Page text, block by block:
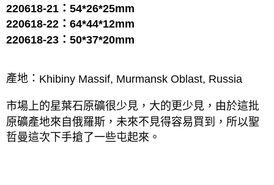
付款後門市自取
免運費
220618-21：54*26*25mm
220618-22：64*44*12mm
220618-23：50*37*20mm
產地： Khibiny Massif, Murmansk Oblast, Russia
市場上的星葉石原礦很少見，大的更少見，由於這批
原礦產地來自俄羅斯，未來不見得容易買到，所以聖
哲曼這次下手搶了一些屯起來。